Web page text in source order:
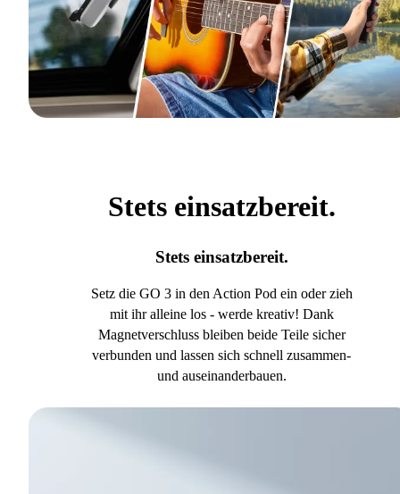
Stets einsatzbereit.
Stets einsatzbereit.
Setz die GO 3 in den Action Pod ein oder zieh
mit ihr alleine los - werde kreativ! Dank
Magnetverschluss bleiben beide Teile sicher
verbunden und lassen sich schnell zusammen-
und auseinanderbauen.